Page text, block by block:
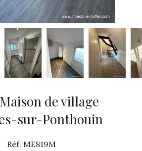
de village
sur-Ponthouin
Réf. ME819M